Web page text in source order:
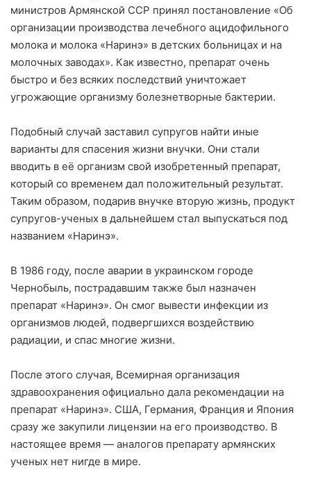
министров Армянской ССР принял постановление «Об
организации производства лечебного ацидофильного
молока и молока «Наринэ» в детских больницах и на
молочных заводах». Как известно, препарат очень
быстро и без всяких последствий уничтожает
угрожающие организму болезнетворные бактерии.
Подобный случай заставил супругов найти иные
варианты для спасения жизни внучки. Они стали
вводить в её организм свой изобретенный препарат,
который со временем дал положительный результат.
Таким образом, подарив внучке вторую жизнь, продукт
супругов-ученых в дальнейшем стал выпускаться под
названием «Наринэ».
В 1986 году, после аварии в украинском городе
Чернобыль, пострадавшим также был назначен
препарат «Наринэ». Он смог вывести инфекции из
организмов людей, подвергшихся воздействию
радиации, и спас многие жизни.
После этого случая, Всемирная организация
здравоохранения официально дала рекомендации на
препарат «Наринэ». США, Германия, Франция и Япония
сразу же закупили лицензии на его производство. В
настоящее время — аналогов препарату армянских
ученых нет нигде в мире.